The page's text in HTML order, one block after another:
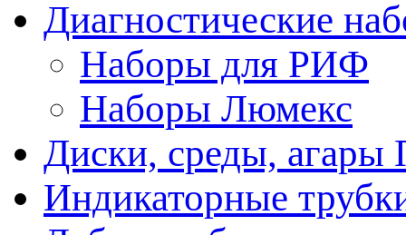
Диагностические
Наборы для РИФ
Наборы Люмекс
Диски, среды, агары
Индикаторные